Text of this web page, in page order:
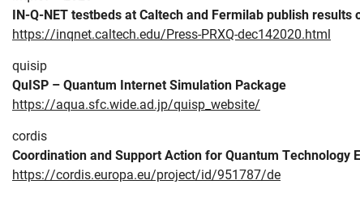
IN-Q-NET testbeds at Caltech and Fermilab publish
https://inqnet.caltech.edu/Press-PRXQ-dec142020.html
quisip
QuISP – Quantum Internet Simulation Package
https://aqua.sfc.wide.ad.jp/quisp_website/
cordis
Coordination and Support Action for Quantum Technology
https://cordis.europa.eu/project/id/951787/de